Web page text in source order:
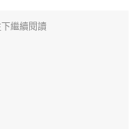
繼續閱讀